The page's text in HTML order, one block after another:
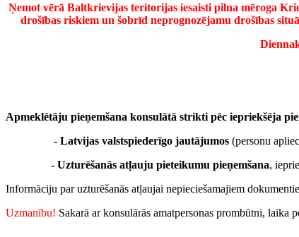
Ņemot vērā Baltkrievijas teritorijas iesaisti pilna mēroga
drošības riskiem un šobrīd neprognozējamu drošības
Apmeklētāju pieņemšana konsulātā strikti pēc iepriekšēja
- Latvijas valstspiederīgo jautājumos (personu
- Uzturēšanās atļauju pieteikumu pieņemšana,
Informāciju par uzturēšanās atļaujai nepieciešamajiem
Uzmanību! Sakarā ar konsulārās amatpersonas prombūtni, laika